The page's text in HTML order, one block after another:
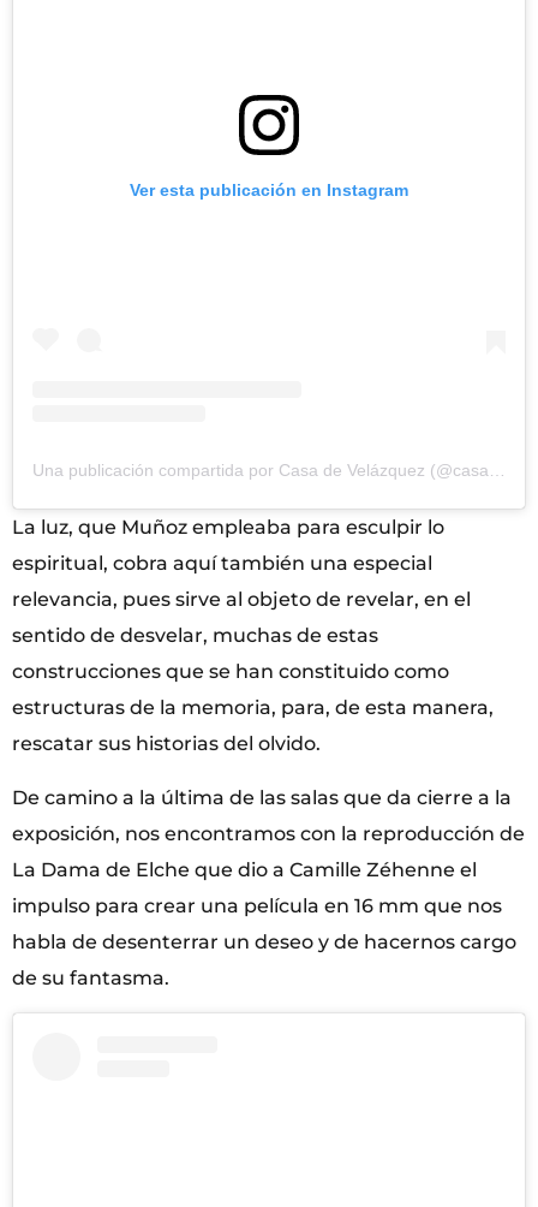
Ver esta publicación en Instagram
Una publicación compartida por Casa de Velázquez (@casadevelazquez)
La luz, que Muñoz empleaba para esculpir lo
espiritual, cobra aquí también una especial
relevancia, pues sirve al objeto de revelar, en el
sentido de desvelar, muchas de estas
construcciones que se han constituido como
estructuras de la memoria, para, de esta manera,
rescatar sus historias del olvido.
De camino a la última de las salas que da cierre a la
exposición, nos encontramos con la reproducción de
La Dama de Elche que dio a Camille Zéhenne el
impulso para crear una película en 16 mm que nos
habla de desenterrar un deseo y de hacernos cargo
de su fantasma.